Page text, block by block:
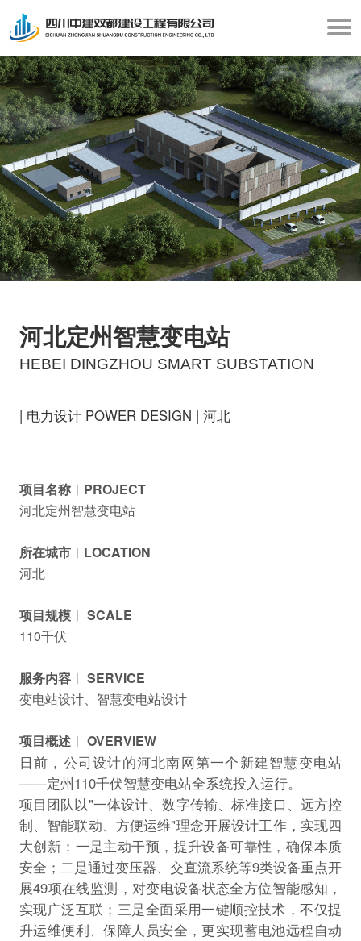
河北定州智慧变电站
HEBEI DINGZHOU SMART SUBSTATION
| 电力设计 POWER DESIGN | 河北
项目名称︱PROJECT
河北定州智慧变电站
所在城市︱LOCATION
河北
项目规模︱ SCALE
110千伏
服务内容︱ SERVICE
变电站设计、智慧变电站设计
项目概述︱ OVERVIEW
日前，公司设计的河北南网第一个新建智慧变电站
——定州110千伏智慧变电站全系统投入运行。
项目团队以"一体设计、数字传输、标准接口、远方控
制、智能联动、方便运维"理念开展设计工作，实现四
大创新：一是主动干预，提升设备可靠性，确保本质
安全；二是通过变压器、交直流系统等9类设备重点开
展49项在线监测，对变电设备状态全方位智能感知，
实现广泛互联；三是全面采用一键顺控技术，不仅提
升运维便利、保障人员安全，更实现蓄电池远程自动